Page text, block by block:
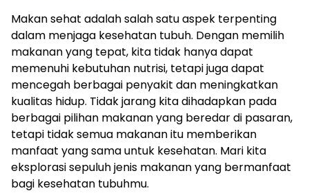
Makan sehat adalah salah satu aspek terpenting
dalam menjaga kesehatan tubuh. Dengan memilih
makanan yang tepat, kita tidak hanya dapat
memenuhi kebutuhan nutrisi, tetapi juga dapat
mencegah berbagai penyakit dan meningkatkan
kualitas hidup. Tidak jarang kita dihadapkan pada
berbagai pilihan makanan yang beredar di pasaran,
tetapi tidak semua makanan itu memberikan
manfaat yang sama untuk kesehatan. Mari kita
eksplorasi sepuluh jenis makanan yang bermanfaat
bagi kesehatan tubuhmu.